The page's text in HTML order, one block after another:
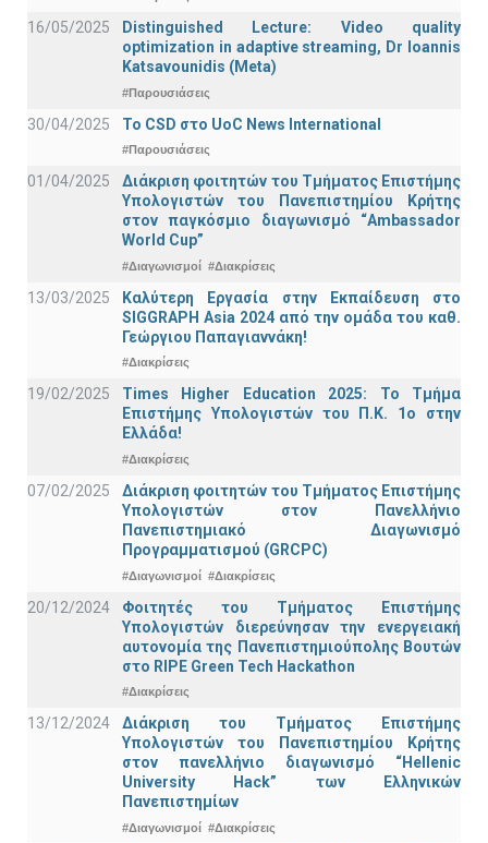
16/05/2025
Distinguished Lecture: Video quality
optimization in adaptive streaming, Dr Ioannis
Katsavounidis (Meta)
#Παρουσιάσεις
30/04/2025 To CSD στο UoC News International
#Παρουσιάσεις
01/04/2025
Διάκριση φοιτητών του Τμήματος Επιστήμης
Υπολογιστών του Πανεπιστημίου Κρήτης
στον παγκόσμιο διαγωνισμό “Ambassador
World Cup”
#Διαγωνισμοί #Διακρίσεις
13/03/2025
Καλύτερη Εργασία στην Εκπαίδευση στο
SIGGRAPH Asia 2024 από την ομάδα του καθ.
Γεώργιου Παπαγιαννάκη!
#Διακρίσεις
19/02/2025
Times Higher Education 2025: Το Τμήμα
Επιστήμης Υπολογιστών του Π.Κ. 1ο στην
Ελλάδα!
#Διακρίσεις
07/02/2025
Διάκριση φοιτητών του Τμήματος Επιστήμης
Υπολογιστών στον Πανελλήνιο
Πανεπιστημιακό Διαγωνισμό
Προγραμματισμού (GRCPC)
#Διαγωνισμοί #Διακρίσεις
20/12/2024
Φοιτητές του Τμήματος Επιστήμης
Υπολογιστών διερεύνησαν την ενεργειακή
αυτονομία της Πανεπιστημιούπολης Βουτών
στο RIPE Green Tech Hackathon
#Διακρίσεις
13/12/2024
Διάκριση του Τμήματος Επιστήμης
Υπολογιστών του Πανεπιστημίου Κρήτης
στον πανελλήνιο διαγωνισμό “Hellenic
University Hack” των Ελληνικών
Πανεπιστημίων
#Διαγωνισμοί #Διακρίσεις